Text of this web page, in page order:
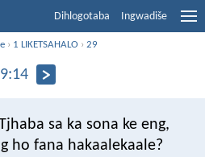
Dihlogotaba Ingwadiše
› 1 LIKETSAHALO ›29
sa ka sona ke eng,
ho fana hakaalekaale?